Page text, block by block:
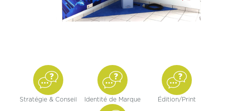
Stratégie & Conseil Identité de Marque Édition/Print